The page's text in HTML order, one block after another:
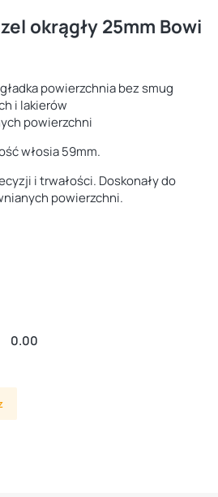
okrągły 25mm Bowi
powierzchnia bez smug
i lakierów
powierzchni
włosia 59mm.
i trwałości. Doskonały do
powierzchni.
0.00